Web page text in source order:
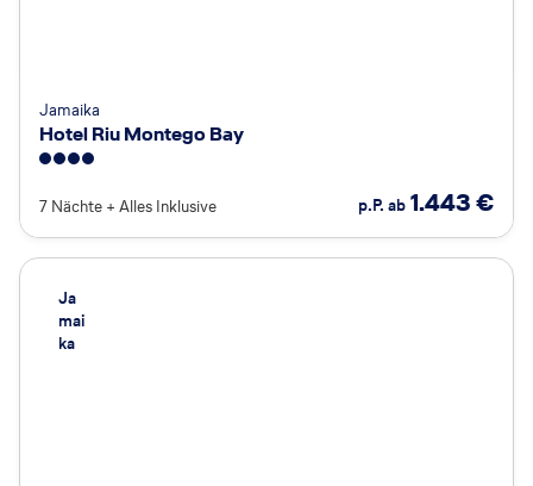
Jamaika
Hotel Riu Montego Bay
7 Nächte + Alles Inklusive p.P. ab 1.443€
Ja
mai
ka